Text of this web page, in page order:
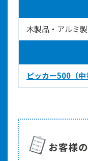
木製品・アルミ
ピッカー500（中